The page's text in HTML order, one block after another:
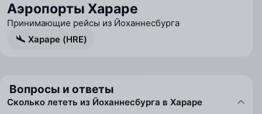
Аэропорты Хараре
Принимающие рейсы из Йоханнесбурга
Хараре (HRE)
Вопросы и ответы
Сколько лететь из Йоханнесбурга в Хараре